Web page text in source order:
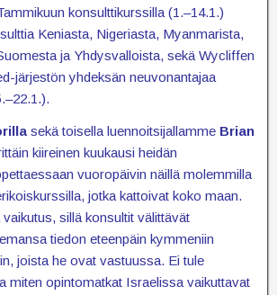
konsulttikurssilla (1.–14.1.)
Keniasta, Nigeriasta, Myanmarista,
ja Yhdysvalloista, sekä Wycliffen
järjestön yhdeksän neuvonantajaa
sekä toisella luennoitsijallamme Brian
kiireinen kuukausi heidän
vuoropäivin näillä molemmilla
jotka kattoivat koko maan.
sillä konsultit välittävät
tiedon eteenpäin kymmeniin
joista he ovat vastuussa. Ei tule
miten opintomatkat Israelissa vaikuttavat